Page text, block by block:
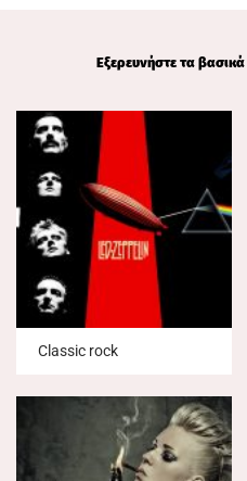
Εξερευνήστε τα
Classic rock